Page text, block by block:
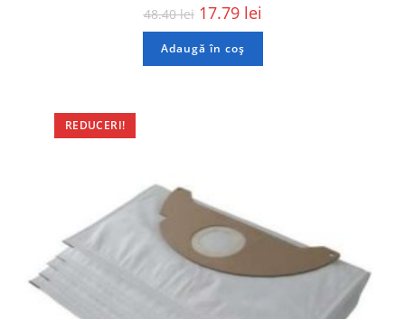
48.40lei 17.79 lei
Adaugă în coș
REDUCERI!